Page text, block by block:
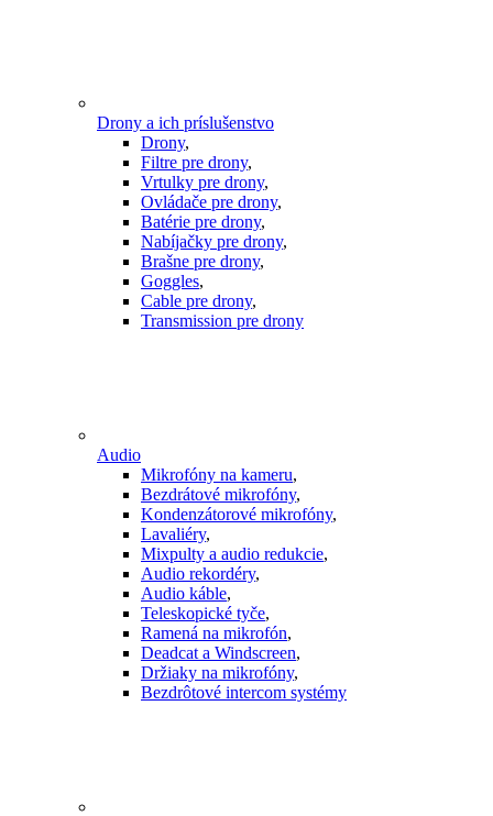
Drony a ich príslušenstvo
Drony,
Filtre pre drony,
Vrtulky pre drony,
Ovládače pre drony,
Batérie pre drony,
Nabíjačky pre drony,
Brašne pre drony,
Goggles,
Cable pre drony,
Transmission pre drony
Audio
Mikrofóny na kameru,
Bezdrátové mikrofóny,
Kondenzátorové mikrofóny,
Lavaliéry,
Mixpulty a audio redukcie,
Audio rekordéry,
Audio káble,
Teleskopické tyče,
Ramená na mikrofón,
Deadcat a Windscreen,
Držiaky na mikrofóny,
Bezdrôtové intercom systémy